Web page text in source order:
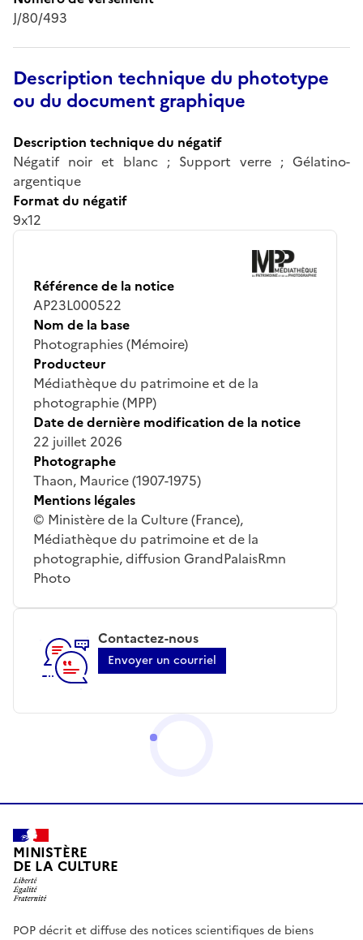
J/80/493
Description technique du phototype
ou du document graphique
Description technique du négatif
Négatif noir et blanc ; Support verre ; Gélatino-
argentique
Format du négatif
9x12
Référence de la notice
AP23L000522
Nom de la base
Photographies (Mémoire)
Producteur
Médiathèque du patrimoine et de la
photographie (MPP)
Date de dernière modification de la notice
22 juillet 2026
Photographe
Thaon, Maurice (1907-1975)
Mentions légales
© Ministère de la Culture (France),
Médiathèque du patrimoine et de la
photographie, diffusion GrandPalaisRmn
Photo
Contactez-nous
Envoyer un courriel
MINISTÈRE
DE LA CULTURE
POP décrit et diffuse des notices scientifiques de biens